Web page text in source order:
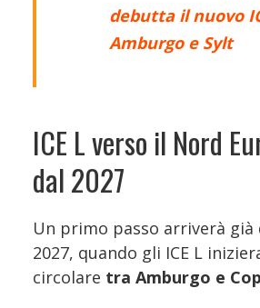
debutta il nuovo
Amburgo e Sylt
ICE L verso il Nord
dal 2027
Un primo passo arriverà già
2027, quando gli ICE L
circolare tra Amburgo e